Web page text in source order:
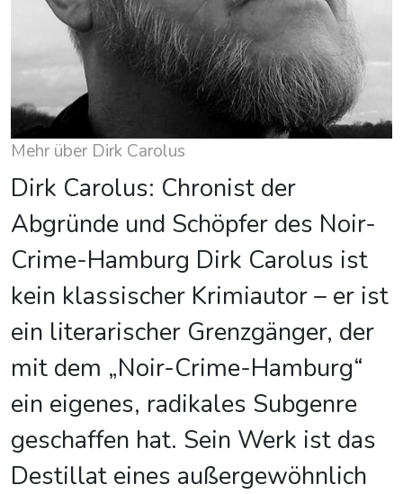
Mehr über Dirk Carolus
Dirk Carolus: Chronist der
Abgründe und Schöpfer des Noir-
Crime-Hamburg Dirk Carolus ist
kein klassischer Krimiautor – er ist
ein literarischer Grenzgänger, der
mit dem „Noir-Crime-Hamburg“
ein eigenes, radikales Subgenre
geschaffen hat. Sein Werk ist das
Destillat eines außergewöhnlich